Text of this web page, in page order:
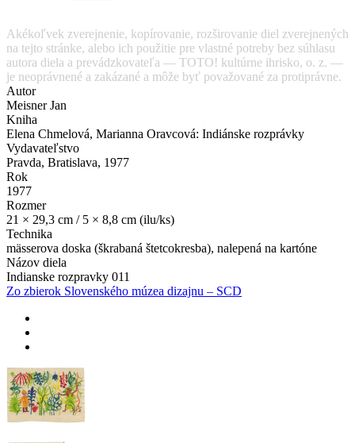
Akékoľvek zverejnenie, kopírovanie, rozširovanie diel zverejnených
na tejto stránke, alebo ich použitie pre vlastné potreby bez súhlasu
autora diela a prevádzkovateľa — TOTO! kultúrne ihrisko, o. z. —
je neoprávnené a zakázané a môže byť považované za protiprávne.
Autor
Meisner Jan
Kniha
Elena Chmelová, Marianna Oravcová: Indiánske rozprávky
Vydavateľstvo
Pravda, Bratislava, 1977
Rok
1977
Rozmer
21 × 29,3 cm / 5 × 8,8 cm (ilu/ks)
Technika
mässerova doska (škrabaná štetcokresba), nalepená na kartóne
Názov diela
Indianske rozpravky 011
Zo zbierok Slovenského múzea dizajnu – SCD